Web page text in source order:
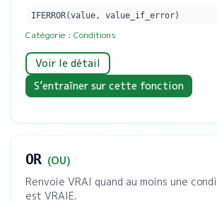
IFERROR(value, value_if_error)
Catégorie : Conditions
Voir le détail
S’entraîner sur cette fonction
OR (OU)
Renvoie VRAI quand au moins une
est VRAIE.